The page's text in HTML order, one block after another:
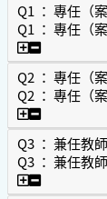
Q1 ： 專任（
Q1 ： 專任（
Q1 ： 專
Q2 ： 專任（
Q2 ： 專任（
Q2 ： 專
Q3 ： 兼任教
Q3 ： 兼任教
Q3 ： 兼任